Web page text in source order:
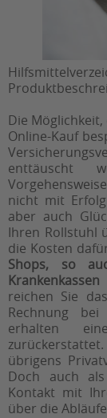
Die
Online-Kauf
enttäuscht
nicht mit
aber auch
Ihren Rollstuhl
die Kosten
Shops, so
reichen Sie
Rechnung
erhalten
übrigens
Doch auch
Kontakt mit
über die Abläufe